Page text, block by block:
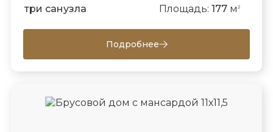
три санузла
Площадь: 177м 2
Подробнее